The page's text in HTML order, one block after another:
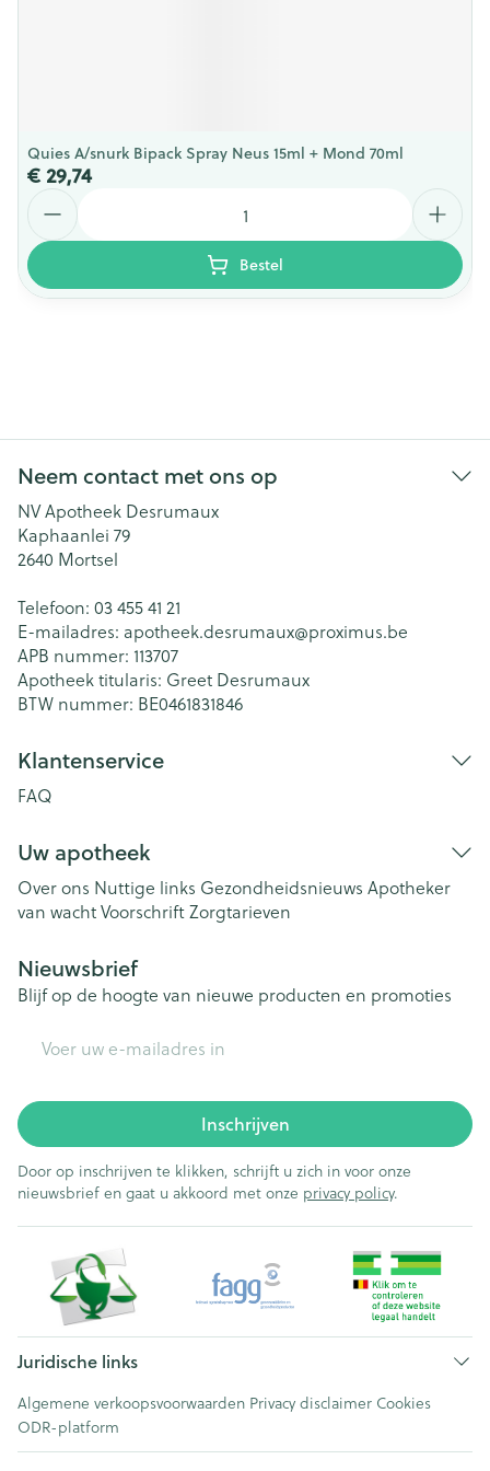
Quies A/snurk Bipack Spray Neus 15ml + Mond 70ml
€ 29,74
Bestel
Neem contact met ons op
NV Apotheek Desrumaux
Kaphaanlei 79
2640 Mortsel
Telefoon: 03 455 41 21
E-mailadres: apotheek.desrumaux@proximus.be
APB nummer: 113707
Apotheek titularis: Greet Desrumaux
BTW nummer: BE0461831846
Klantenservice
FAQ
Uw apotheek
Over ons Nuttige links Gezondheidsnieuws Apotheker
van wachtVoorschriftZorgtarieven
Nieuwsbrief
Blijf op de hoogte van nieuwe producten en promoties
Inschrijven
Door op inschrijven te klikken, schrijft u zich in voor onze
nieuwsbrief en gaat u akkoord met onze privacy policy.
Juridische links
Algemene verkoopsvoorwaarden Privacy disclaimer Cookies
ODR-platform